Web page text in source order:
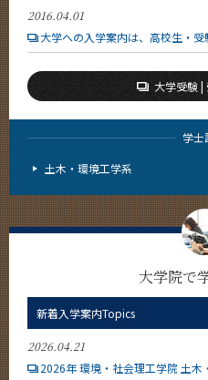
2016.04.01
大学への入学案内は、高校生・受
大学受験 |
学士
土木・環境工学系
大学院で
新着入学案内Topics
2026.04.21
2026年 環境・社会理工学院 土木